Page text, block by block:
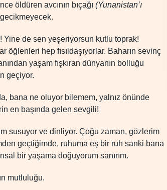
öldüren avcının bıçağı (Yunanistan’ı
Yine de sen yeşeriyorsun kutlu toprak!
öğlenleri hep fısıldaşıyorlar. Baharın sevinç
yaşam fışkıran dünyanın bolluğu
geçiyor.
bana ne oluyor bilemem, yalnız önünde
en başında gelen sevgili!
susuyor ve dinliyor. Çoğu zaman, gözlerim
geçtiğimde, ruhuma eş bir ruh sanki bana
bir yaşama doğuyorum sanırım.
mutluluğu.